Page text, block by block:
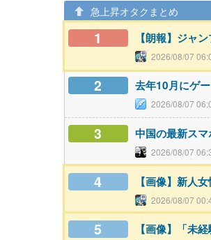
急上昇オタクまとめ
1 【朗報】ジャ
2026/08/07
2 去年10月にゲ
2026/08/07
3 中国の最新ス
2026/08/07
4 【画像】新人
2026/08/07
5 【画像】「未